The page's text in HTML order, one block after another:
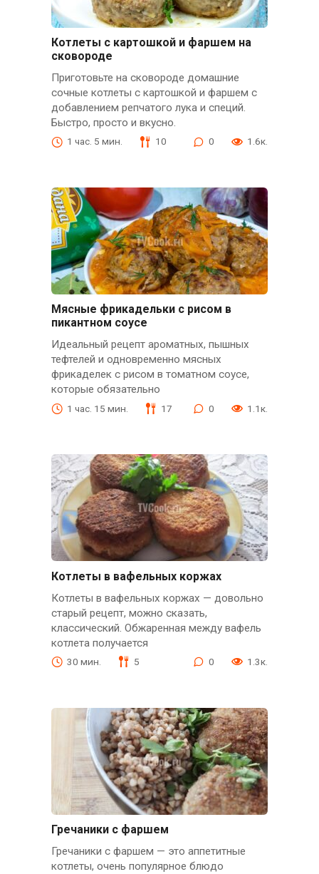
Котлеты с картошкой и фаршем на
сковороде
Приготовьте на сковороде домашние
сочные котлеты с картошкой и фаршем с
добавлением репчатого лука и специй.
Быстро, просто и вкусно.
1 час. 5 мин. 10 0 1.6к.
Мясные фрикадельки с рисом в
пикантном соусе
Идеальный рецепт ароматных, пышных
тефтелей и одновременно мясных
фрикаделек с рисом в томатном соусе,
которые обязательно
1 час. 15 мин. 17 0 1.1к.
Котлеты в вафельных коржах
Котлеты в вафельных коржах — довольно
старый рецепт, можно сказать,
классический. Обжаренная между вафель
котлета получается
30 мин. 5 0 1.3к.
Гречаники с фаршем
Гречаники с фаршем — это аппетитные
котлеты, очень популярное блюдо